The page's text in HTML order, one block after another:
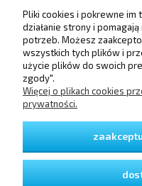
Pliki cookies i pokrewne
działanie strony i
potrzeb. Możesz
wszystkich tych plików i
użycie plików do swoich
zgody".
Więcej o plikach cookies
prywatności.